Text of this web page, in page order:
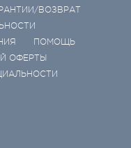
ВОЗВРАТ
ПОМОЩЬ
ОФЕРТЫ